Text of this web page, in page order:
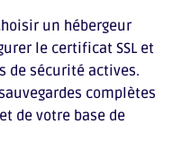
un hébergeur
le certificat SSL et
de sécurité actives.
complètes
de votre base de